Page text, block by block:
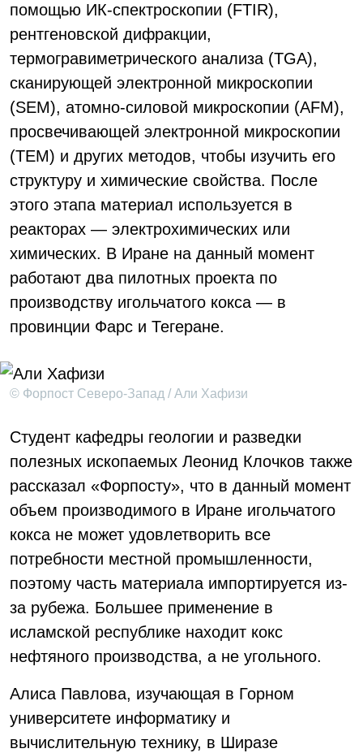
помощью ИК-спектроскопии (FTIR),
рентгеновской дифракции,
термогравиметрического анализа (TGA),
сканирующей электронной микроскопии
(SEM), атомно-силовой микроскопии (AFM),
просвечивающей электронной микроскопии
(TEM) и других методов, чтобы изучить его
структуру и химические свойства. После
этого этапа материал используется в
реакторах — электрохимических или
химических. В Иране на данный момент
работают два пилотных проекта по
производству игольчатого кокса — в
провинции Фарс и Тегеране.
© Форпост Северо-Запад / Али Хафизи
Студент кафедры геологии и разведки
полезных ископаемых Леонид Клочков также
рассказал «Форпосту», что в данный момент
объем производимого в Иране игольчатого
кокса не может удовлетворить все
потребности местной промышленности,
поэтому часть материала импортируется из-
за рубежа. Большее применение в
исламской республике находит кокс
нефтяного производства, а не угольного.
Алиса Павлова, изучающая в Горном
университете информатику и
вычислительную технику, в Ширазе